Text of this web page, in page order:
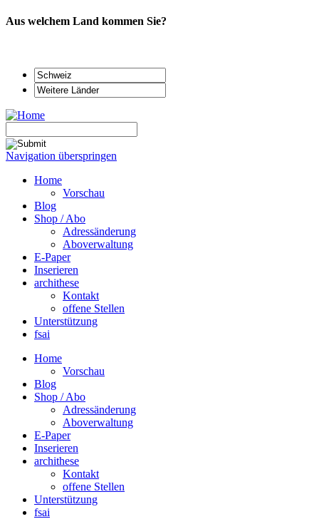
Aus welchem Land kommen Sie?
Navigation überspringen
Home
Vorschau
Blog
Shop / Abo
Adressänderung
Aboverwaltung
E-Paper
Inserieren
archithese
Kontakt
offene Stellen
Unterstützung
fsai
Home
Vorschau
Blog
Shop / Abo
Adressänderung
Aboverwaltung
E-Paper
Inserieren
archithese
Kontakt
offene Stellen
Unterstützung
fsai